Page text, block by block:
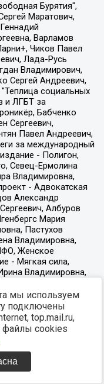
мы используем
подключены
top.mail.ru,
файлы cookies